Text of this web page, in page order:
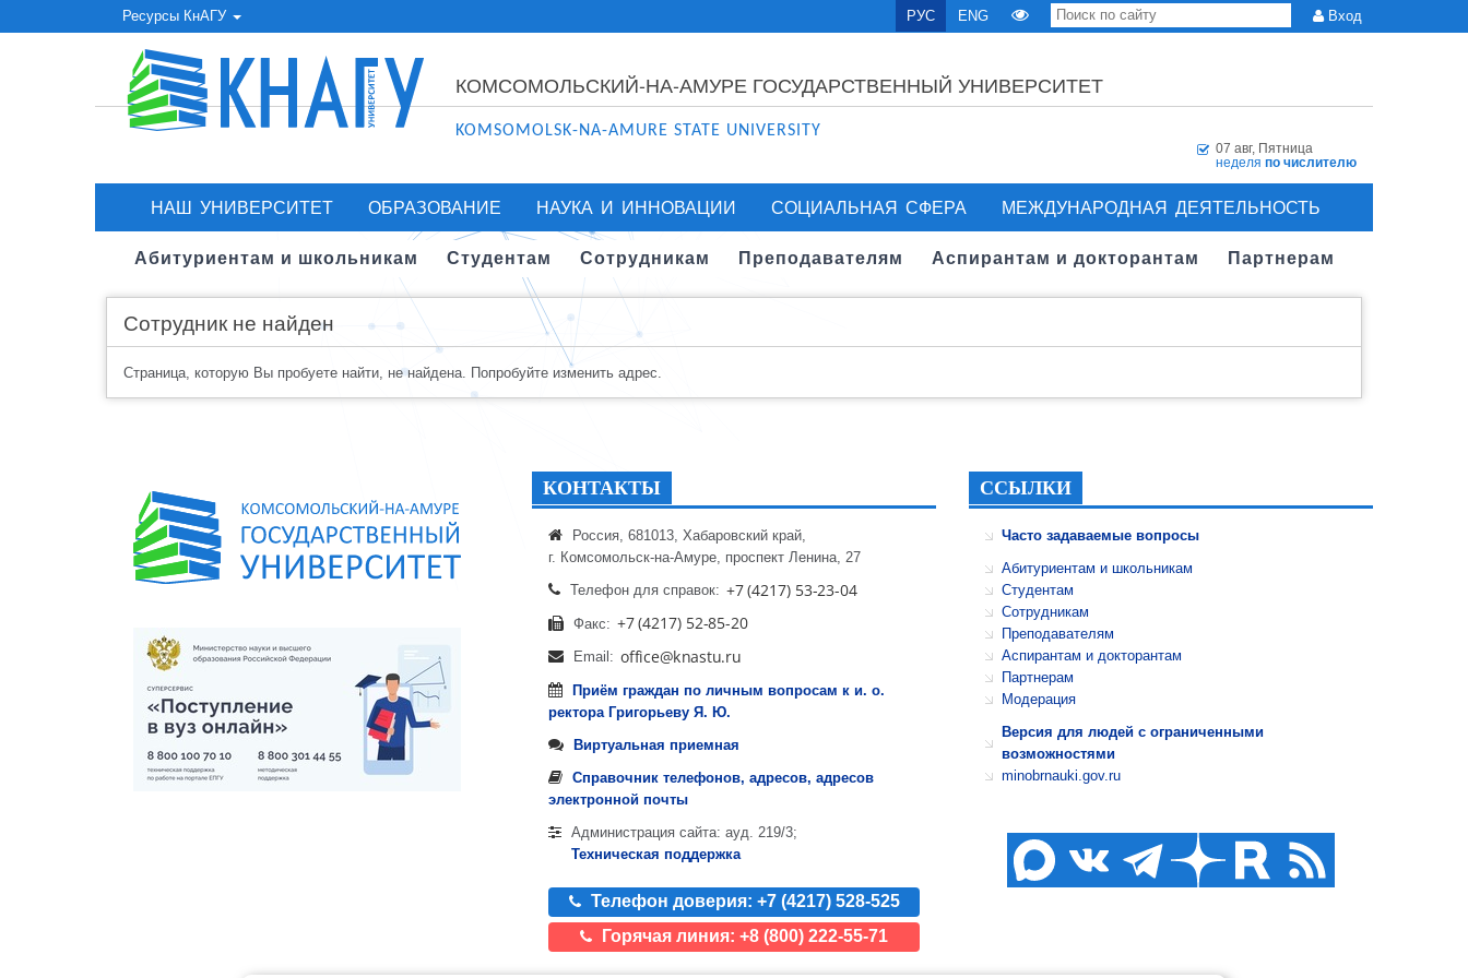
Ресурсы КнАГУ РУС ENG Вход
КОМСОМОЛЬСКИЙ-НА-АМУРЕ ГОСУДАРСТВЕННЫЙ УНИВЕРСИТЕТ
KOMSOMOLSK-NA-AMURE STATE UNIVERSITY
07 авг, Пятница
неделя по числителю
НАШ УНИВЕРСИТЕТ ОБРАЗОВАНИЕ НАУКА И ИННОВАЦИИ СОЦИАЛЬНАЯ СФЕРА МЕЖДУНАРОДНАЯ ДЕЯТЕЛЬНОСТЬ
Абитуриентам и школьникам Студентам Сотрудникам Преподавателям Аспирантам и докторантам Партнерам
Сотрудник не найден
Страница, которую Вы пробуете найти, не найдена. Попробуйте изменить адрес.
КОНТАКТЫ
Россия, 681013, Хабаровский край,
г. Комсомольск-на-Амуре, проспект Ленина, 27
Телефон для справок:
Факс:
Email:
Приём граждан по личным вопросам к и. о.
ректора Григорьеву Я. Ю.
Виртуальная приемная
Справочник телефонов, адресов, адресов
электронной почты
Администрация сайта: ауд. 219/3;
Техническая поддержка
Телефон доверия: +7 (4217) 528-525
Горячая линия: +8 (800) 222-55-71
ССЫЛКИ
Часто задаваемые вопросы
Абитуриентам и школьникам
Студентам
Сотрудникам
Преподавателям
Аспирантам и докторантам
Партнерам
Модерация
Версия для людей с ограниченными
возможностями
minobrnauki.gov.ru